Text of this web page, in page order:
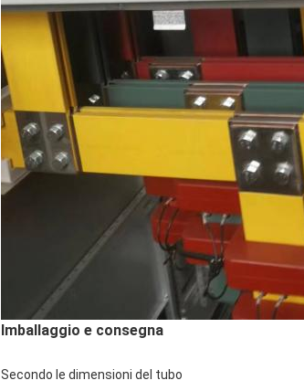
Imballaggio e consegna
Secondo le dimensioni del tubo